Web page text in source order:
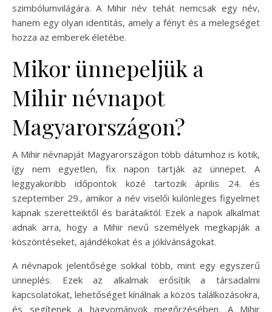
szimbólumvilágára. A Mihir név tehát nemcsak egy név,
hanem egy olyan identitás, amely a fényt és a melegséget
hozza az emberek életébe.
Mikor ünnepeljük a
Mihir névnapot
Magyarországon?
A Mihir névnapját Magyarországon több dátumhoz is kötik,
így nem egyetlen, fix napon tartják az ünnepet. A
leggyakoribb időpontok közé tartozik április 24. és
szeptember 29., amikor a név viselői különleges figyelmet
kapnak szeretteiktől és barátaiktól. Ezek a napok alkalmat
adnak arra, hogy a Mihir nevű személyek megkapják a
köszöntéseket, ajándékokat és a jókívánságokat.
A névnapok jelentősége sokkal több, mint egy egyszerű
ünneplés. Ezek az alkalmak erősítik a társadalmi
kapcsolatokat, lehetőséget kínálnak a közös találkozásokra,
és segítenek a hagyományok megőrzésében. A Mihir